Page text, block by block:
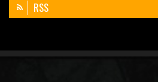
RSS